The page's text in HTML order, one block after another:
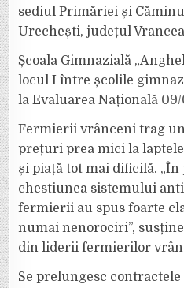
sediul Primăriei și
Urechești, județul
Școala Gimnazială
locul I între școlile
la Evaluarea Națională
Fermierii vrânceni trag
prețuri prea mici la
și piață tot mai dificilă. „În
chestiunea sistemului
fermierii au spus foarte
numai nenorociri”,
din liderii fermierilor
Se prelungesc